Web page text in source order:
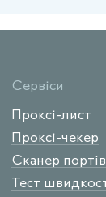
Сервіси
Проксі-лист
Проксі-чекер
Сканер портів
Тест